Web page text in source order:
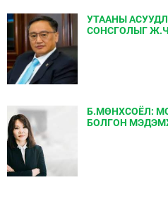
УТААНЫ
СОНСГОЛЫГ
Б.МӨНХСОЁЛ:
БОЛГОН